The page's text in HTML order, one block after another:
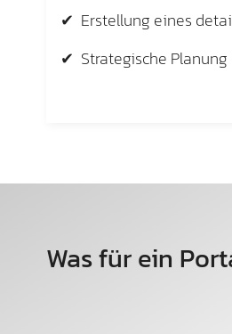
✔ Erstellung eines
✔ Strategische
Was für ein